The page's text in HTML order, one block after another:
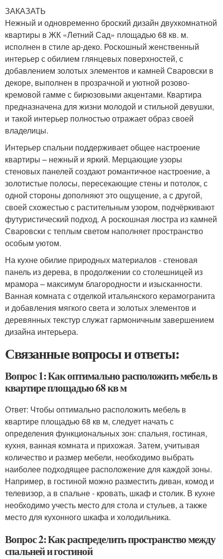
ЗАКАЗАТЬ
Нежный и одновременно броский дизайн двухкомнатной
квартиры в ЖК «Летний Сад» площадью 68 кв. м.
исполнен в стиле ар-деко. Роскошный женственный
интерьер с обилием глянцевых поверхностей, с
добавлением золотых элементов и камней Сваровски в
декоре, выполнен в прозрачной и уютной розово-
кремовой гамме с бирюзовыми акцентами. Квартира
предназначена для жизни молодой и стильной девушки,
и такой интерьер полностью отражает образ своей
владелицы.
Интерьер спальни поддерживает общее настроение
квартиры – нежный и яркий. Мерцающие узоры
стеновых панелей создают романтичное настроение, а
золотистые полосы, пересекающие стены и потолок, с
одной стороны дополняют это ощущение, а с другой,
своей схожестью с растительным узором, подчёркивают
футуристический подход. А роскошная люстра из камней
Сваровски с теплым светом наполняет пространство
особым уютом.
На кухне обилие природных материалов - стеновая
панель из дерева, в продолжении со столешницей из
мрамора – максимум благородности и изысканности.
Ванная комната с отделкой итальянского керамогранита
и добавления мягкого света и золотых элементов и
деревянных текстур служат гармоничным завершением
дизайна интерьера.
Связанные вопросы и ответы:
Вопрос 1: Как оптимально расположить мебель в
квартире площадью 68 кв м
Ответ: Чтобы оптимально расположить мебель в
квартире площадью 68 кв м, следует начать с
определения функциональных зон: спальня, гостиная,
кухня, ванная комната и прихожая. Затем, учитывая
количество и размер мебели, необходимо выбрать
наиболее подходящее расположение для каждой зоны.
Например, в гостиной можно разместить диван, комод и
телевизор, а в спальне - кровать, шкаф и столик. В кухне
необходимо учесть место для стола и стульев, а также
место для кухонного шкафа и холодильника.
Вопрос 2: Как распределить пространство между
спальней и гостиной